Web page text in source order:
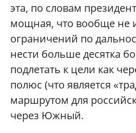
эта, по словам
мощная, что вообще не
ограничений по
нести больше десятка
подлетать к цели как
полюс (что является
маршрутом для
через Южный.